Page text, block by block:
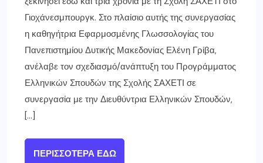
Γιοχάνεσμπουργκ. Στο πλαίσιο αυτής της συνεργασίας
η καθηγήτρια Εφαρμοσμένης Γλωσσολογίας του
Πανεπιστημίου Δυτικής Μακεδονίας Ελένη Γρίβα,
ανέλαβε τον σχεδιασμό/ανάπτυξη του Προγράμματος
Ελληνικών Σπουδών της Σχολής ΣΑΧΕΤΙ σε
συνεργασία με την Διευθύντρια Ελληνικών Σπουδών,
[…]
ΠΕΡΙΣΣΌΤΕΡΑ ΕΔΏ